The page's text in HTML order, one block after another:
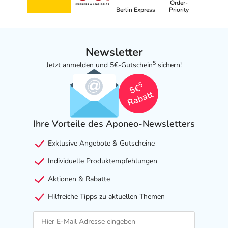
- Kopfschmerzen
- Bauchschmerzen
- Blutbildveränderungen
- Infektionen mit Hefepilzen
- Infektionen der Scheide
- Pilzinfektion
- Bakterieninfektion
- Infektiöse Entzündung des Magen-Darm-Traktes
- Atemwegserkrankung
- Schnupfen
Berlin Express
Order-
Priority
Newsletter
Jetzt anmelden und 5€-Gutschein5 sichern!
5€
5
Rabatt
Ihre Vorteile des Aponeo-Newsletters
Exklusive Angebote & Gutscheine
Individuelle Produktempfehlungen
Aktionen & Rabatte
Hilfreiche Tipps zu aktuellen Themen